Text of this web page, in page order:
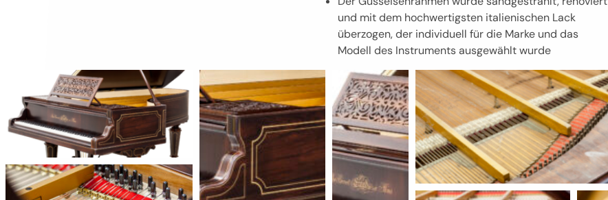
und mit dem hochwertigsten italienischen Lack
überzogen, der individuell für die Marke und das
Modell des Instruments ausgewählt wurde